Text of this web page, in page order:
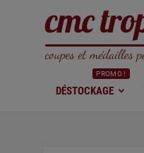
DÉSTOCKAGE
PROMO !